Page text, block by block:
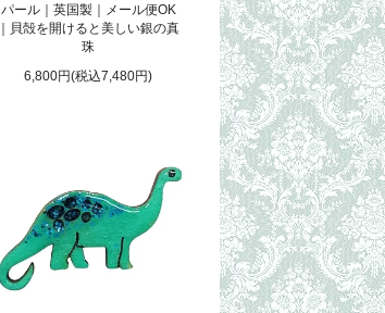
パール｜英国製｜メール便OK
｜貝殻を開けると美しい銀の真
珠
6,800円(税込7,480円)